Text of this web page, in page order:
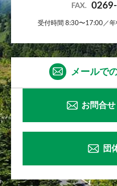
FAX.
受付時間 8:30〜17:00／年
メールで
お問合
団